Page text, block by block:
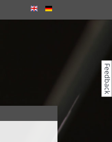
Feedback